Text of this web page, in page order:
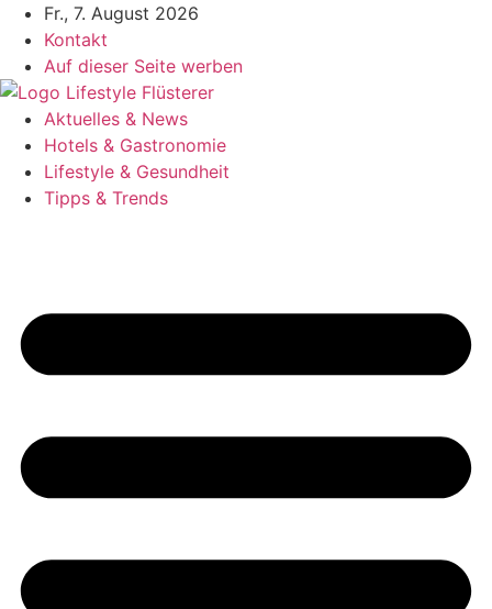
Zum
Inhalt
springen
Fr., 7. August 2026
Kontakt
Auf dieser Seite werben
Aktuelles & News
Hotels & Gastronomie
Lifestyle & Gesundheit
Tipps & Trends